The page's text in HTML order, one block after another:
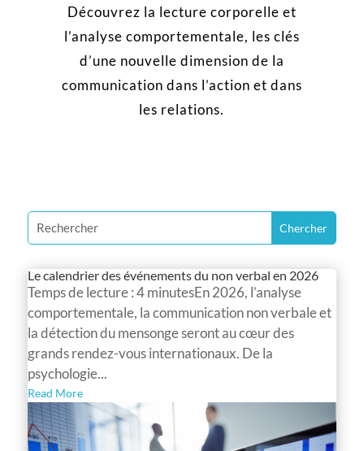
Découvrez la lecture corporelle et
l’analyse comportementale, les clés
d’une nouvelle dimension de la
communication dans l’action et dans
les relations.
Le calendrier des événements du non verbal en 2026
Temps de lecture : 4 minutesEn 2026, l’analyse
comportementale, la communication non verbale et
la détection du mensonge seront au cœur des
grands rendez-vous internationaux. De la
psychologie...
Read More